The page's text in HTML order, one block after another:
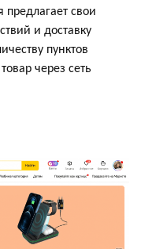
свои
и доставку
пунктов
через сеть